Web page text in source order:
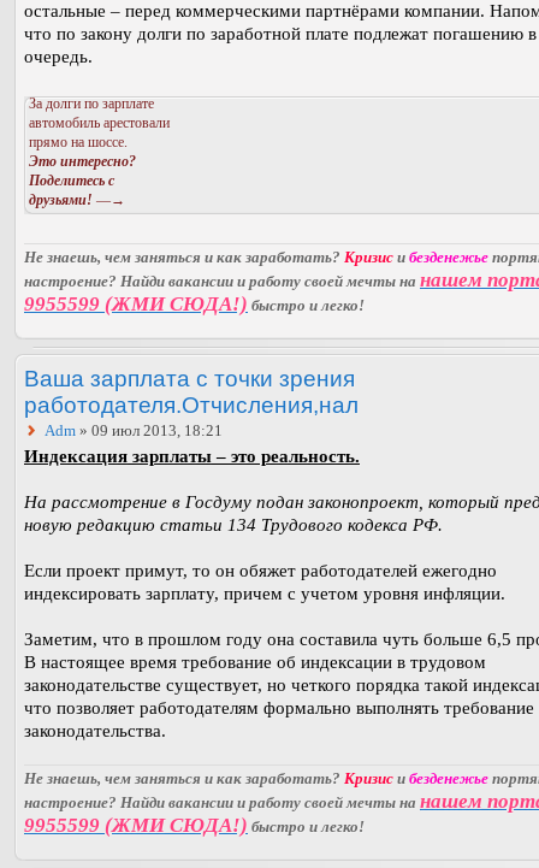
остальные – перед коммерческими партнёрами компании.
что по закону долги по заработной плате подлежат погашению
очередь.
За долги по зарплате
автомобиль арестовали
прямо на шоссе.
Это интересно?
Поделитесь с
друзьями! —→
Не знаешь, чем заняться и как заработать? Кризис и безденежье
настроение? Найди вакансии и работу своей мечты на нашем
9955599 (ЖМИ СЮДА!) быстро и легко!
Ваша зарплата с точки зрения
работодателя.Отчисления,нал
Adm » 09 июл 2013, 18:21
Индексация зарплаты – это реальность.
На рассмотрение в Госдуму подан законопроект, который
новую редакцию статьи 134 Трудового кодекса РФ.
Если проект примут, то он обяжет работодателей ежегодно
индексировать зарплату, причем с учетом уровня инфляции.
Заметим, что в прошлом году она составила чуть больше 6,5
В настоящее время требование об индексации в трудовом
законодательстве существует, но четкого порядка такой
что позволяет работодателям формально выполнять требование
законодательства.
Не знаешь, чем заняться и как заработать? Кризис и безденежье
настроение? Найди вакансии и работу своей мечты на нашем
9955599 (ЖМИ СЮДА!) быстро и легко!